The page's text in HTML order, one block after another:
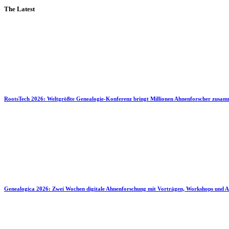
The Latest
RootsTech 2026: Weltgrößte Genealogie-Konferenz bringt Millionen Ahnenforscher
Genealogica 2026: Zwei Wochen digitale Ahnenforschung mit Vorträgen, Workshops und